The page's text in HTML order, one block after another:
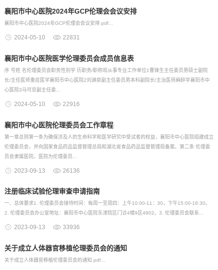
襄阳市中心医院2024年GCP伦理会会议安排
襄阳市中心医院2024年GCP伦理会会议安排.pdf...
2024-05-10 22831
襄阳市中心医院医学伦理委员会成员信息表
序 号姓 名伦理委员会职务性别学 历职务/职称现从事专业工作单位1曹锋生主任委员男硕士副院
长/主任医师重症医学襄阳市中心医院2刘渊泉副主任委员男本科副院长/主治医师麻醉学襄阳市中
心医院3马可忠副主任委...
2024-05-10 22916
襄阳市中心医院伦理委员会工作章程
第一章总则第一条为确保涉及人的生命科学和医学研究中受试者的权益，襄阳市中心医院组建成立
伦理委员会，并向国家食品药品监督管理总局和湖北省食品药品监督管理局备案。第二条 伦理委
员会隶属医院，医院为伦理委员...
2023-09-13 26136
注册临床试验伦理审查申请指南
一、总体要求1. 伦理委员会接待时间：每周一至周四：上午10:00-11：30，下午15:00-16:30。
2. 伦理委员会办公室地址：襄阳市中心医院东津院区门诊4楼9区4902。3. 伦理委员会联系...
2023-09-13 33936
关于成立人体器官移植伦理委员会的通知
关于成立人体器官移植伦理委员会的通知.pdf...